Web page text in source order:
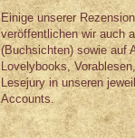
Einige unserer
veröffentlichen wir auch
(Buchsichten) sowie auf
Lovelybooks,
Lesejury in unseren
Accounts.